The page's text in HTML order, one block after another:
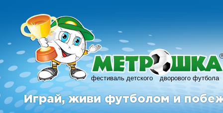
фестиваль детского дворового футбола
R
Играй, живи футболом и